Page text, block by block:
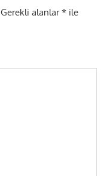
Gerekli alanlar*ile